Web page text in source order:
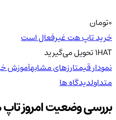
تومان
خرید تاپ هت غیرفعال است
1HATتحویلمی‌گیرید
نمودار قیمتارزهای مشابهآموزش
متداولدیدگاه ها
بررسی وضعیت امروز